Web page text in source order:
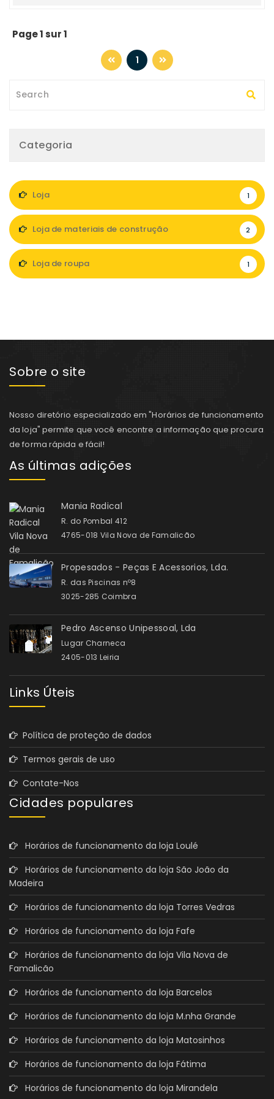
Page 1 sur 1
1
Categoria
Loja 1
Loja de materiais de construção 2
Loja de roupa 1
Sobre o site
Nosso diretório especializado em "Horários de funcionamento
da loja" permite que você encontre a informação que procura
de forma rápida e fácil!
As últimas adições
Mania Radical
R. do Pombal 412
4765-018 Vila Nova de Famalicão
Propesados - Peças E Acessorios, Lda.
R. das Piscinas nº8
3025-285 Coimbra
Pedro Ascenso Unipessoal, Lda
Lugar Charneca
2405-013 Leiria
Links Úteis
Política de proteção de dados
Termos gerais de uso
Contate-Nos
Cidades populares
Horários de funcionamento da loja Loulé
Horários de funcionamento da loja São João da
Madeira
Horários de funcionamento da loja Torres Vedras
Horários de funcionamento da loja Fafe
Horários de funcionamento da loja Vila Nova de
Famalicão
Horários de funcionamento da loja Barcelos
Horários de funcionamento da loja M.nha Grande
Horários de funcionamento da loja Matosinhos
Horários de funcionamento da loja Fátima
Horários de funcionamento da loja Mirandela